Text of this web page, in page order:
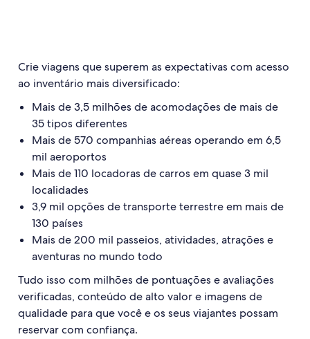
Crie viagens que superem as expectativas com acesso
ao inventário mais diversificado:
Mais de 3,5 milhões de acomodações de mais de
35 tipos diferentes
Mais de 570 companhias aéreas operando em 6,5
mil aeroportos
Mais de 110 locadoras de carros em quase 3 mil
localidades
3,9 mil opções de transporte terrestre em mais de
130 países
Mais de 200 mil passeios, atividades, atrações e
aventuras no mundo todo
Tudo isso com milhões de pontuações e avaliações
verificadas, conteúdo de alto valor e imagens de
qualidade para que você e os seus viajantes possam
reservar com confiança.